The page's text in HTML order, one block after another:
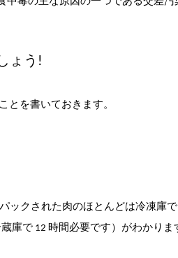
ょう!
とを書いておきます。
クされた肉のほとんどは冷凍庫
庫で 12 時間必要です）がわかりま